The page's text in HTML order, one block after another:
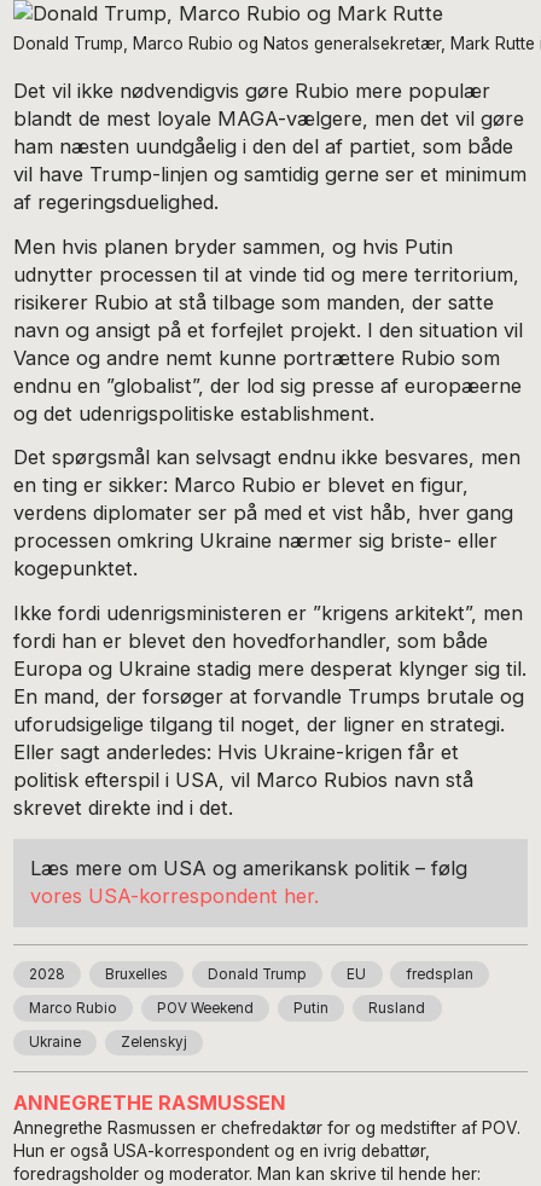
Donald Trump, Marco Rubio og Natos generalsekretær, Mark
Det vil ikke nødvendigvis gøre Rubio mere populær
blandt de mest loyale MAGA-vælgere, men det vil gøre
ham næsten uundgåelig i den del af partiet, som både
vil have Trump-linjen og samtidig gerne ser et minimum
af regeringsduelighed.
Men hvis planen bryder sammen, og hvis Putin
udnytter processen til at vinde tid og mere territorium,
risikerer Rubio at stå tilbage som manden, der satte
navn og ansigt på et forfejlet projekt. I den situation vil
Vance og andre nemt kunne portrættere Rubio som
endnu en ”globalist”, der lod sig presse af europæerne
og det udenrigspolitiske establishment.
Det spørgsmål kan selvsagt endnu ikke besvares, men
en ting er sikker: Marco Rubio er blevet en figur,
verdens diplomater ser på med et vist håb, hver gang
processen omkring Ukraine nærmer sig briste- eller
kogepunktet.
Ikke fordi udenrigsministeren er ”krigens arkitekt”, men
fordi han er blevet den hovedforhandler, som både
Europa og Ukraine stadig mere desperat klynger sig til.
En mand, der forsøger at forvandle Trumps brutale og
uforudsigelige tilgang til noget, der ligner en strategi.
Eller sagt anderledes: Hvis Ukraine-krigen får et
politisk efterspil i USA, vil Marco Rubios navn stå
skrevet direkte ind i det.
Læs mere om USA og amerikansk politik – følg
vores USA-korrespondent her.
2028 Bruxelles Donald Trump EU fredsplan
Marco Rubio POV Weekend Putin Rusland
Ukraine Zelenskyj
ANNEGRETHE RASMUSSEN
Annegrethe Rasmussen er chefredaktør for og medstifter af POV.
Hun er også USA-korrespondent og en ivrig debattør,
foredragsholder og moderator. Man kan skrive til hende her: